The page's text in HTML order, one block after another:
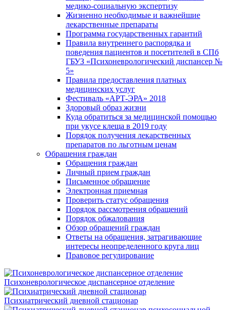
медико-социальную экспертизу
Жизненно необходимые и важнейшие
лекарственные препараты
Программа государственных гарантий
Правила внутреннего распорядка и
поведения пациентов и посетителей в СПб
ГБУЗ «Психоневрологический диспансер №
5»
Правила предоставления платных
медицинских услуг
Фестиваль «АРТ-ЭРА» 2018
Здоровый образ жизни
Куда обратиться за медицинской помощью
при укусе клеща в 2019 году
Порядок получения лекарственных
препаратов по льготным ценам
Обращения граждан
Обращения граждан
Личный прием граждан
Письменное обращение
Электронная приемная
Проверить статус обращения
Порядок рассмотрения обращений
Порядок обжалования
Обзор обращений граждан
Ответы на обращения, затрагивающие
интересы неопределенного круга лиц
Правовое регулирование
Психоневрологическое диспансерное отделение
Психиатрический дневной стационар